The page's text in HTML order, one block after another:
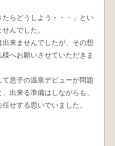
たらどうしよう・・・」とい
んでした。
来ませんでしたが、その想
へお願いさせていただきま
て息子の温泉デビューが問題
出来る準備はしながらも、
せする思いでいました。